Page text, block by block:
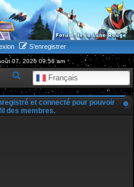
S’enregistrer
07, 2026 09:56 am
Français
e
c
h
et connecté pour pouvoir
des membres.